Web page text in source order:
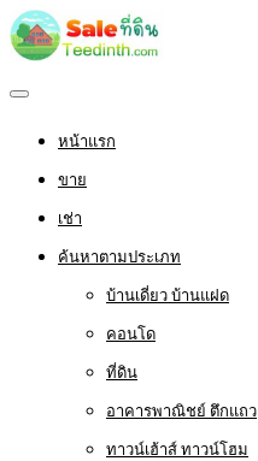
หน้าแรก
ขาย
เช่า
ค้นหาตามประเภท
บ้านเดี่ยว บ้านแฝด
คอนโด
ที่ดิน
อาคารพาณิชย์ ตึกแถว
ทาวน์เฮ้าส์ ทาวน์โฮม